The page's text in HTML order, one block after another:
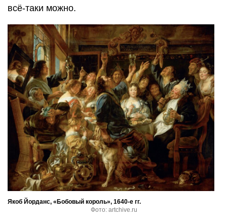
всё-таки можно.
Якоб Йорданс, «Бобовый король», 1640-е гг.
Фото: artchive.ru